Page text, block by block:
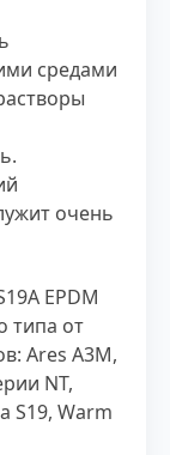
средами
очень
EPDM
типа от
Ares A3M,
NT,
S19, Warm